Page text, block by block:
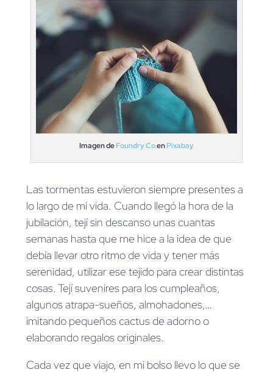
Imagen deFoundry CoenPixabay
Las tormentas estuvieron siempre presentes a
lo largo de mi vida. Cuando llegó la hora de la
jubilación, tejí sin descanso unas cuantas
semanas hasta que me hice a la idea de que
debía llevar otro ritmo de vida y tener más
serenidad, utilizar ese tejido para crear distintas
cosas. Tejí suvenires para los cumpleaños,
algunos atrapa-sueños, almohadones,…
imitando pequeños cactus de adorno o
elaborando regalos originales.
Cada vez que viajo, en mi bolso llevo lo que se